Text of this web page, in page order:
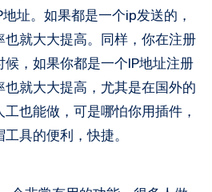
址。如果都是一个ip发送的，
就大大提高。同样，你在注册
，如果你都是一个IP地址注册
就大大提高，尤其是在国外的
也能做，可是哪怕你用插件，
具的便利，快捷。